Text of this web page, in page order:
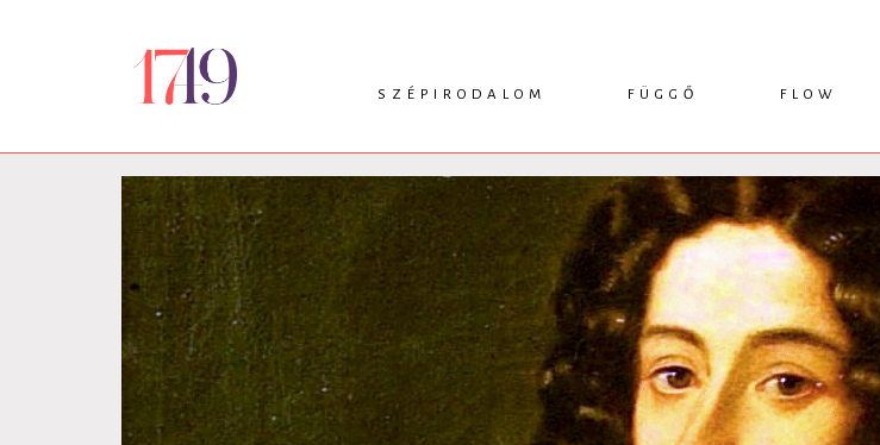
SZÉPIRODALOM
VERS
DRÁMA
FÜGGŐ
KRITIKA
PODCAST
FLOW
INTERJÚ
IKSZEK
TOPLISTA